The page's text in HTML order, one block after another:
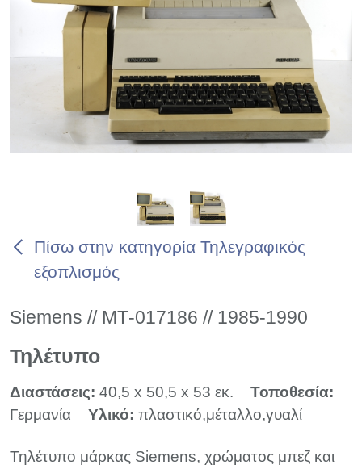
Πίσω στην κατηγορία Τηλεγραφικός
εξοπλισμός
Siemens // ΜΤ-017186 // 1985-1990
Τηλέτυπο
Διαστάσεις: 40,5 x 50,5 x 53 εκ.
Τοποθεσία:
Γερμανία
Υλικό: πλαστικό,μέταλλο,γυαλί
Τηλέτυπο μάρκας Siemens, χρώματος μπεζ και